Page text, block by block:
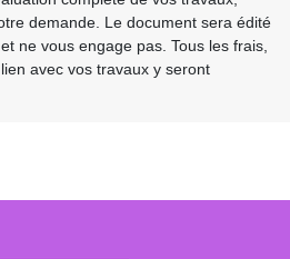
demande. Le document sera édité
ne vous engage pas. Tous les frais,
avec vos travaux y seront